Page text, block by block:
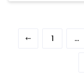
1 …